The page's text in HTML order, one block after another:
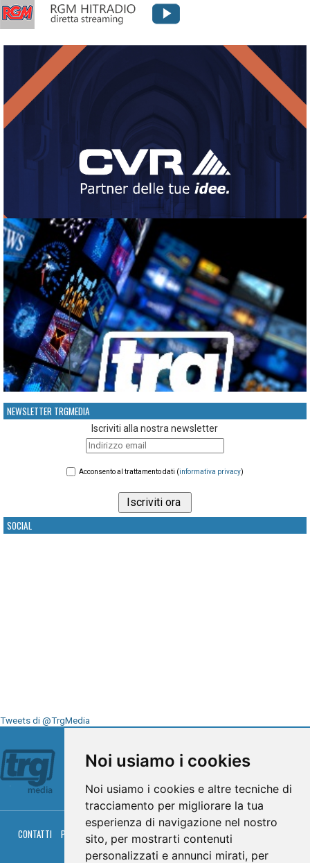
Noi usiamo i cookies
Noi usiamo i cookies e altre tecniche di
tracciamento per migliorare la tua
esperienza di navigazione nel nostro
sito, per mostrarti contenuti
personalizzati e annunci mirati, per
NEWSLETTER TRGMEDIA
Iscriviti alla nostra newsletter
Acconsento al trattamento dati (informativa privacy)
SOCIAL
Tweets di @TrgMedia
CONTATTI PRIVACY COOKIES PALINSESTO DIRETTA TV
RGM HITRADIO